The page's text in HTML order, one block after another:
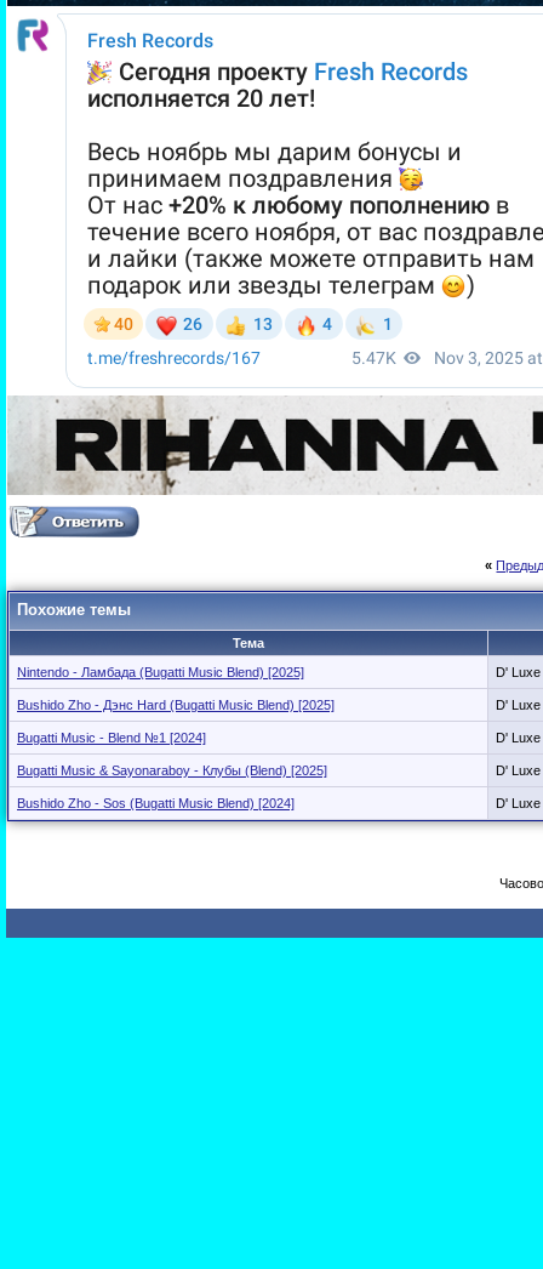
«
Похожие темы
Тема
Nintendo - Ламбада (Bugatti Music Blend) [2025]
D' Luxe
Bushido Zho - Дэнс Hard (Bugatti Music Blend) [2025] D' Luxe
Bugatti Music - Blend №1 [2024] D' Luxe
Bugatti Music & Sayonaraboy - Клубы (Blend) [2025] D' Luxe
Bushido Zho - Sos (Bugatti Music Blend) [2024] D' Luxe